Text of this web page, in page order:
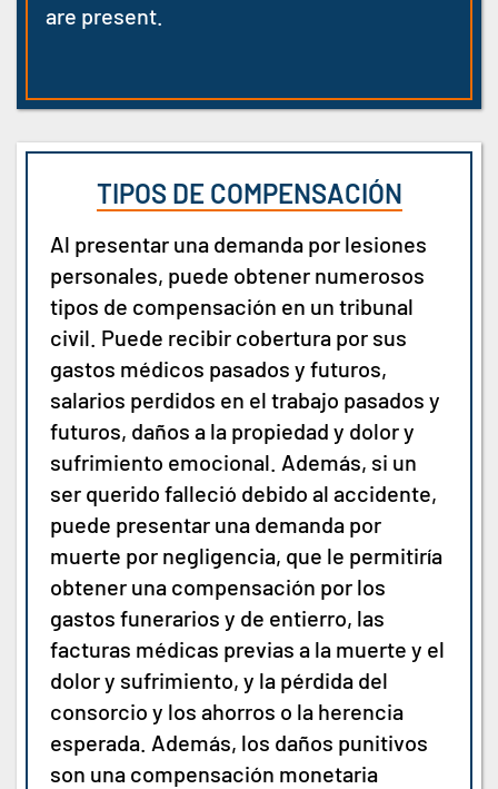
are present.
TIPOS DE COMPENSACIÓN
Al presentar una demanda por lesiones
personales, puede obtener numerosos
tipos de compensación en un tribunal
civil. Puede recibir cobertura por sus
gastos médicos pasados y futuros,
salarios perdidos en el trabajo pasados y
futuros, daños a la propiedad y dolor y
sufrimiento emocional. Además, si un
ser querido falleció debido al accidente,
puede presentar una demanda por
muerte por negligencia, que le permitiría
obtener una compensación por los
gastos funerarios y de entierro, las
facturas médicas previas a la muerte y el
dolor y sufrimiento, y la pérdida del
consorcio y los ahorros o la herencia
esperada. Además, los daños punitivos
son una compensación monetaria